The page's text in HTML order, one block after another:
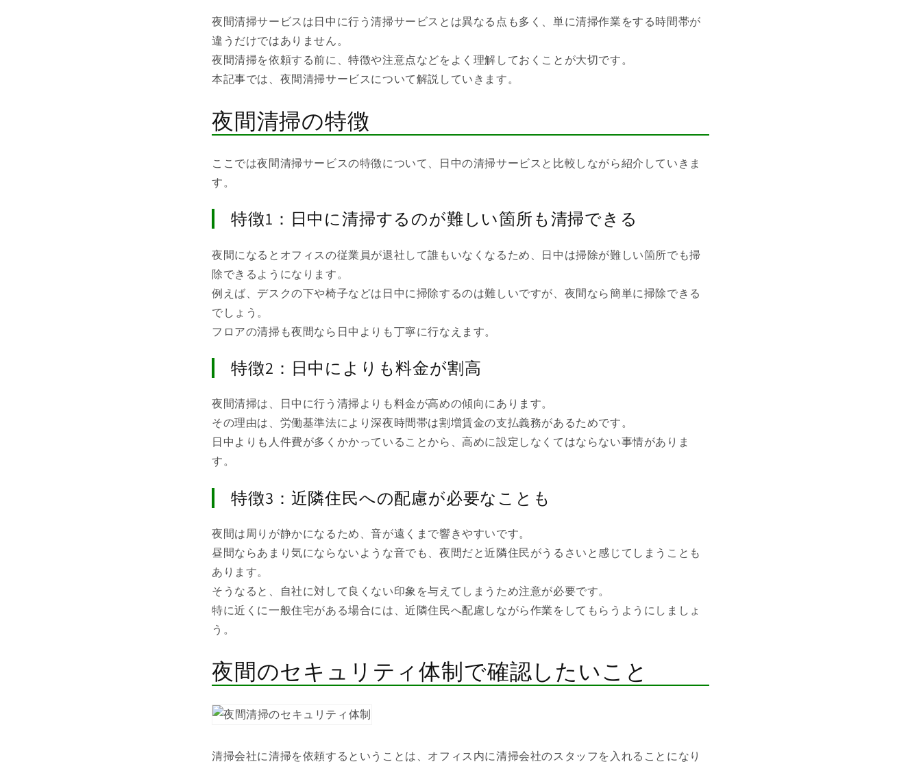
夜間清掃サービスは日中に行う清掃サービスとは異なる点も多く、単に清掃作業をする時間帯が
違うだけではありません。
夜間清掃を依頼する前に、特徴や注意点などをよく理解しておくことが大切です。
本記事では、夜間清掃サービスについて解説していきます。
夜間清掃の特徴
ここでは夜間清掃サービスの特徴について、日中の清掃サービスと比較しながら紹介していきま
す。
特徴1：日中に清掃するのが難しい箇所も清掃できる
夜間になるとオフィスの従業員が退社して誰もいなくなるため、日中は掃除が難しい箇所でも掃
除できるようになります。
例えば、デスクの下や椅子などは日中に掃除するのは難しいですが、夜間なら簡単に掃除できる
でしょう。
フロアの清掃も夜間なら日中よりも丁寧に行なえます。
特徴2：日中によりも料金が割高
夜間清掃は、日中に行う清掃よりも料金が高めの傾向にあります。
その理由は、労働基準法により深夜時間帯は割増賃金の支払義務があるためです。
日中よりも人件費が多くかかっていることから、高めに設定しなくてはならない事情がありま
す。
特徴3：近隣住民への配慮が必要なことも
夜間は周りが静かになるため、音が遠くまで響きやすいです。
昼間ならあまり気にならないような音でも、夜間だと近隣住民がうるさいと感じてしまうことも
あります。
そうなると、自社に対して良くない印象を与えてしまうため注意が必要です。
特に近くに一般住宅がある場合には、近隣住民へ配慮しながら作業をしてもらうようにしましょ
う。
夜間のセキュリティ体制で確認したいこと
清掃会社に清掃を依頼するということは、オフィス内に清掃会社のスタッフを入れることになり